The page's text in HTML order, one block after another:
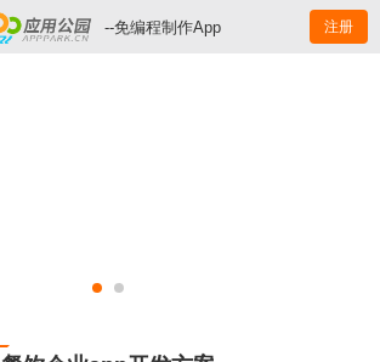
--免编程制作App 注册